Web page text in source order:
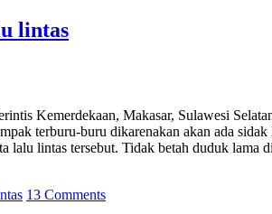
lintas
Kemerdekaan, Makasar, Sulawesi
terburu-buru dikarenakan akan ada
lalu lintas tersebut. Tidak betah duduk lama
13 Comments